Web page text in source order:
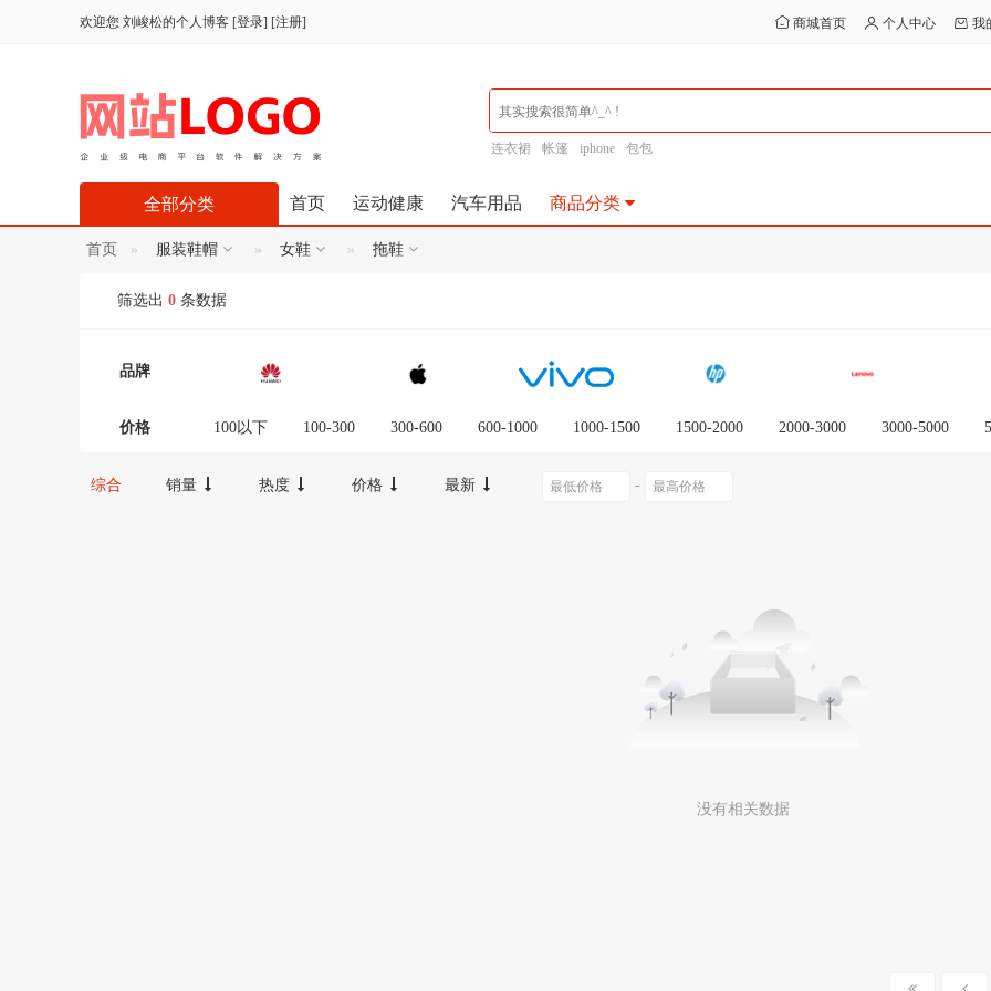
欢迎您 刘峻松的个人博客 [登录] [注册] 商城首页 个人中心 我
连衣裙 帐篷 iphone 包包
首页 运动健康 汽车用品 商品分类
全部分类
首页 服装鞋帽 女鞋 拖鞋
筛选出 0 条数据
品牌
价格 100以下 100-300 300-600 600-1000 1000-1500 1500-2000 2000-3000 3000-5000
综合 销量 热度 价格 最新 -
没有相关数据